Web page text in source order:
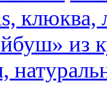
клюква,
из